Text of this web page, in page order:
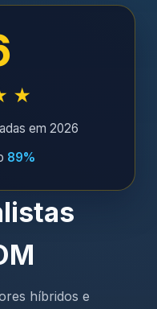
em 2026
89%
híbridos e